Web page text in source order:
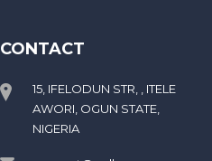
CONTACT
15, IFELODUN STR, , ITELE
AWORI, OGUN STATE,
NIGERIA